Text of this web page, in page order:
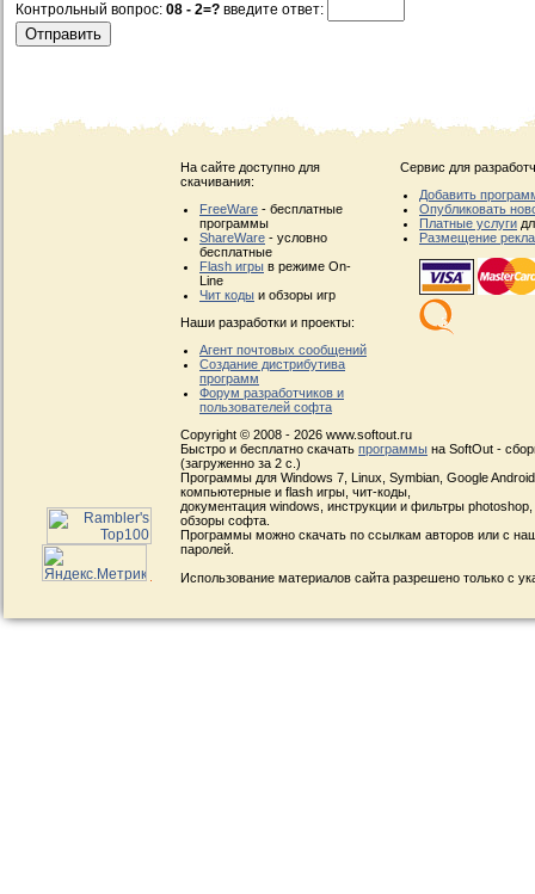
Контрольный вопрос: 08 - 2=? введите ответ:
На сайте доступно для
скачивания:
FreeWare - бесплатные
программы
ShareWare - условно
бесплатные
Flash игры в режиме On-
Line
Чит коды и обзоры игр
Наши разработки и проекты:
Агент почтовых сообщений
Создание дистрибутива
программ
Форум разработчиков и
пользователей софта
Сервис для
Добавить
Опубликовать
Платные услуги
Размещение
Copyright © 2008 - 2026 www.softout.ru
Быстро и бесплатно скачать программы на SoftOut -
(загруженно за 2 с.)
Программы для Windows 7, Linux, Symbian, Google
компьютерные и flash игры, чит-коды,
документация windows, инструкции и фильтры
обзоры софта.
Программы можно скачать по ссылкам авторов или с
паролей.
Использование материалов сайта разрешено только с